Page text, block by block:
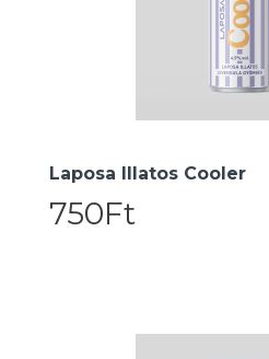
Laposa Illatos Cooler
750Ft